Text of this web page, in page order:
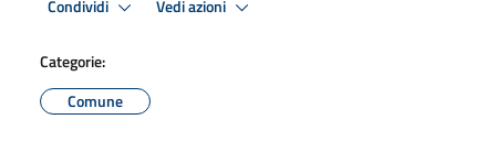
Condividi Vedi azioni
Categorie:
Comune